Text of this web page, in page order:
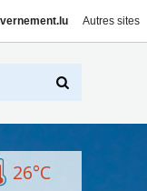
Autres sites
26°C